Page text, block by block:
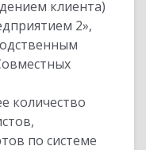
клиента)
2»,
количество
по системе